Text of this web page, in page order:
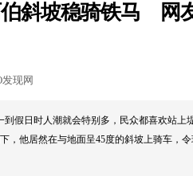
斜坡稳骑铁马 网
现网
到假日时人潮就会特别多，民众都喜欢站上
，他居然在与地面呈45度的斜坡上骑车，